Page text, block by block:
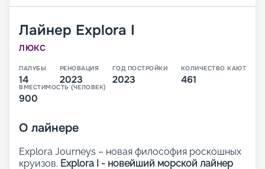
Лайнер Explora I
ЛЮКС
ПАЛУБЫ
14
РЕНОВАЦИЯ
2023
ГОД ПОСТРОЙКИ
2023
КОЛИЧЕСТВО КАЮТ
461
ВМЕСТИМОСТЬ (ЧЕЛОВЕК)
900
О лайнере
Explora Journeys – новая философия роскошных
круизов. Explora I - новейший морской лайнер